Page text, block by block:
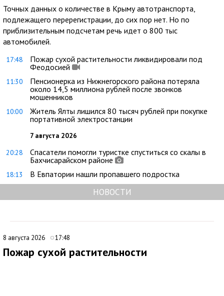
Точных данных о количестве в Крыму автотранспорта,
подлежащего перерегистрации, до сих пор нет. Но по
приблизительным подсчетам речь идет о 800 тыс
автомобилей.
17:48
Пожар сухой растительности ликвидировали под
Феодосией
11:30
Пенсионерка из Нижнегорского района потеряла
около 14,5 миллиона рублей после звонков
мошенников
10:00
Житель Ялты лишился 80 тысяч рублей при покупке
портативной электростанции
7 августа 2026
20:28
Спасатели помогли туристке спуститься со скалы в
Бахчисарайском районе
18:13 В Евпатории нашли пропавшего подростка
НОВОСТИ
8 августа 2026 17:48
Пожар сухой растительности